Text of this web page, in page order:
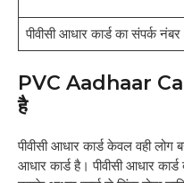
पीवीसी आधार कार्ड का संपर्क नंबर
PVC Aadhaar
है
पीवीसी आधार कार्ड केवल वही
आधार कार्ड है। पीवीसी आधार